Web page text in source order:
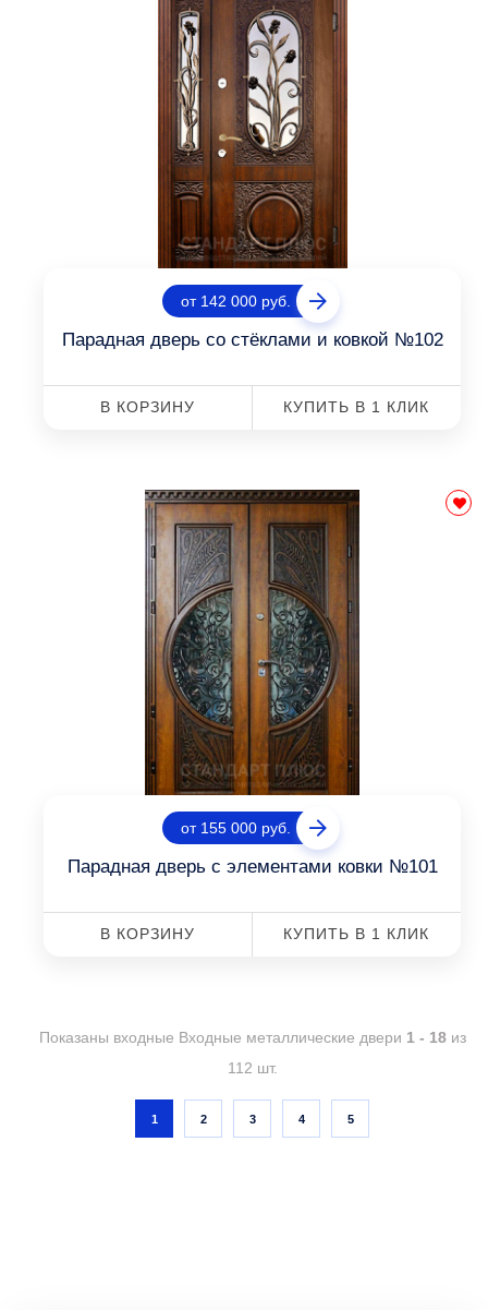
от 142 000 руб.
Парадная дверь со стёклами и ковкой №102
В КОРЗИНУ КУПИТЬ В 1 КЛИК
от 155 000 руб.
Парадная дверь с элементами ковки №101
В КОРЗИНУ КУПИТЬ В 1 КЛИК
Показаны входные Входные металлические двери 1 - 18из
112 шт.
1 2 3 4 5